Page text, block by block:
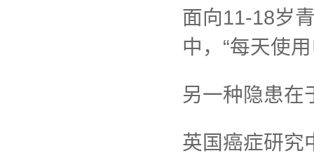
面向11-18岁
中，“每天使
另一种隐患在
英国癌症研究